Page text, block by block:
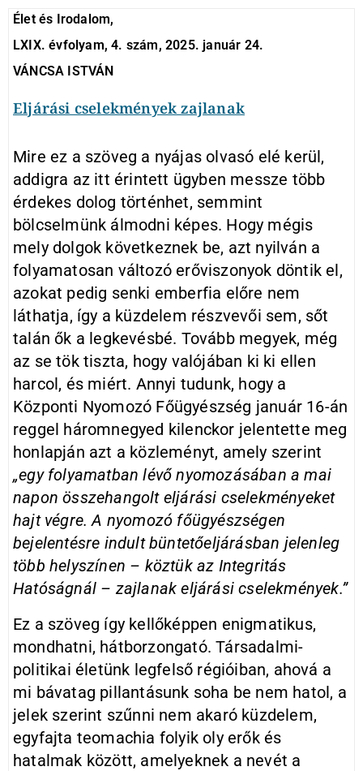
Élet és Irodalom,
LXIX. évfolyam, 4. szám, 2025. január 24.
VÁNCSA ISTVÁN
Eljárási cselek­mények zajlanak
Mire ez a szöveg a nyájas olvasó elé kerül,
addigra az itt érintett ügyben messze több
érdekes dolog történhet, semmint
bölcselmünk álmodni képes. Hogy mégis
mely dolgok következnek be, azt nyilván a
folyamatosan változó erőviszonyok döntik el,
azokat pedig senki emberfia előre nem
láthatja, így a küzdelem részvevői sem, sőt
talán ők a legkevésbé. Tovább megyek, még
az se tök tiszta, hogy valójában ki ki ellen
harcol, és miért. Annyi tudunk, hogy a
Központi Nyomozó Főügyészség január 16-án
reggel háromnegyed kilenckor jelentette meg
honlapján azt a közleményt, amely szerint
„egy folyamatban lévő nyomozásában a mai
napon összehangolt eljárási cselekményeket
hajt végre. A nyomozó főügyészségen
bejelentésre indult büntetőeljárásban jelenleg
több helyszínen – köztük az Integritás
Hatóságnál – zajlanak eljárási cselekmények.”
Ez a szöveg így kellőképpen enigmatikus,
mondhatni, hátborzongató. Társadalmi-
politikai életünk legfelső régióiban, ahová a
mi bávatag pillantásunk soha be nem hatol, a
jelek szerint szűnni nem akaró küzdelem,
egyfajta teomachia folyik oly erők és
hatalmak között, amelyeknek a nevét a